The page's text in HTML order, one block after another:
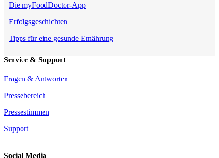
Die myFoodDoctor-App
Erfolgsgeschichten
Tipps für eine gesunde Ernährung
Service & Support
Fragen & Antworten
Pressebereich
Pressestimmen
Support
Social Media